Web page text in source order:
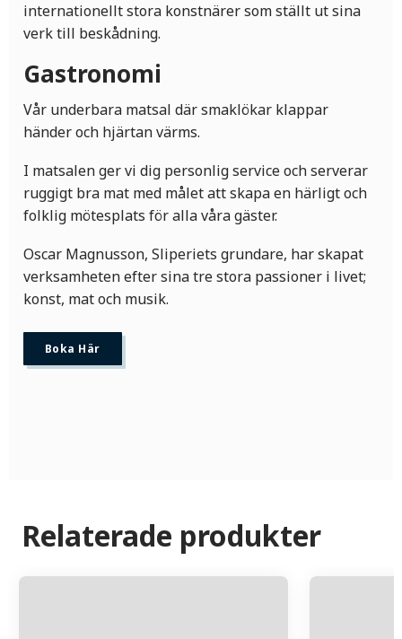
internationellt stora konstnärer som ställt ut sina
verk till beskådning.
Gastronomi
Vår underbara matsal där smaklökar klappar
händer och hjärtan värms.
I matsalen ger vi dig personlig service och serverar
ruggigt bra mat med målet att skapa en härligt och
folklig mötesplats för alla våra gäster.
Oscar Magnusson, Sliperiets grundare, har skapat
verksamheten efter sina tre stora passioner i livet;
konst, mat och musik.
Boka Här
Relaterade produkter